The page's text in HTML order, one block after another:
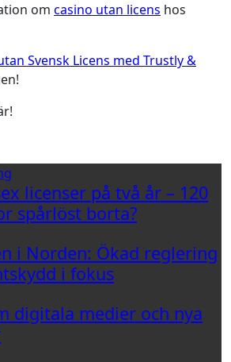
om casino utan licens hos
Svensk Licens med Trustly &
licenser på två år – 120
spårlöst borta?
i Norden: Ökad reglering
i fokus
digitala medier och nya